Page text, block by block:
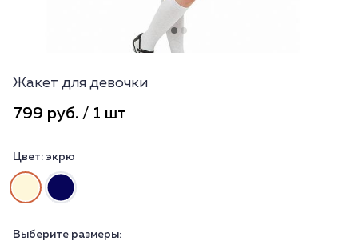
Жакет для девочки
799 руб. / 1 шт
Цвет: экрю
Выберите размеры: